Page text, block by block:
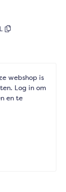
webshop is
Log in om
en te